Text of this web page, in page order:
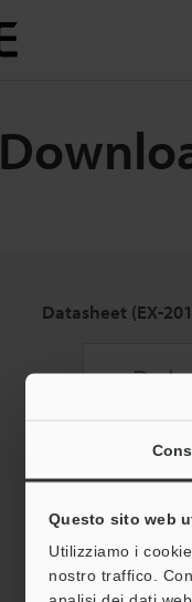
Questo sito web
Utilizziamo i
nostro traffico.
Datasheet (EX-